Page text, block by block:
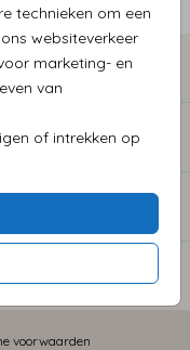
technieken om een
websiteverkeer
marketing- en
van
of intrekken op
voorwaarden